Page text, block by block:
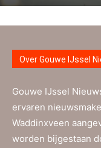
Over Gouwe IJssel
Gouwe IJssel
ervaren
Waddinxveen
worden bijgestaan